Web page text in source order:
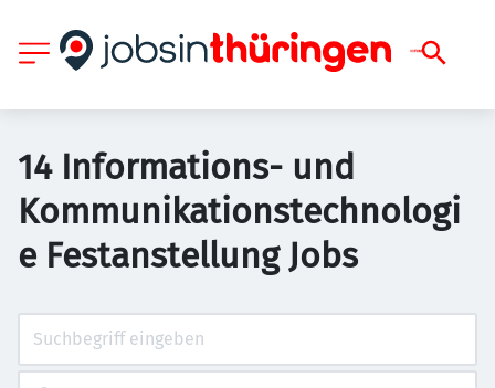
14 Informations- und
Kommunikationstechnologi
e Festanstellung Jobs